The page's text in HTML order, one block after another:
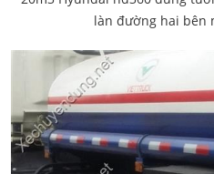
làn đường hai bên